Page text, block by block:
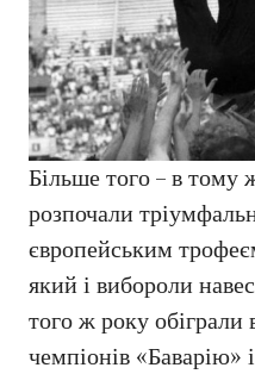
Більше того – в
розпочали
європейським
який і вибороли
того ж року обіграли
чемпіонів «Баварію»